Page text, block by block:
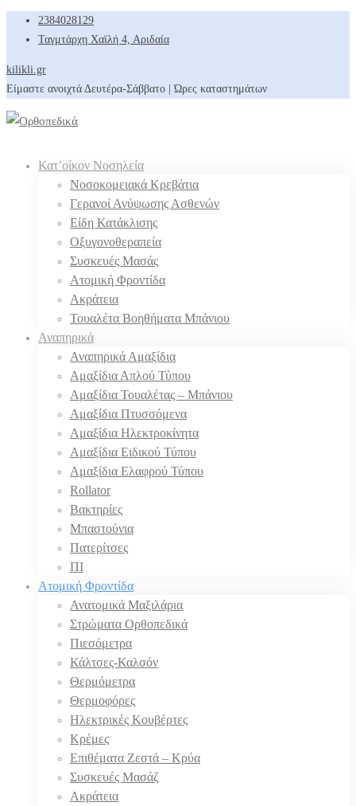
2384028129
Ταγμτάρχη Χαϊλή 4, Αριδαία
kilikli.gr
Είμαστε ανοιχτά Δευτέρα-Σάββατο | Ώρες καταστημάτων
Κατ’οίκον Νοσηλεία
Νοσοκομειακά Κρεβάτια
Γερανοί Ανύψωσης Ασθενών
Είδη Κατάκλισης
Οξυγονοθεραπεία
Συσκευές Μασάς
Ατομική Φροντίδα
Ακράτεια
Τουαλέτα Βοηθήματα Μπάνιου
Αναπηρικά
Αναπηρικά Αμαξίδια
Αμαξίδια Απλού Τύπου
Αμαξίδια Τουαλέτας – Μπάνιου
Αμαξίδια Πτυσσόμενα
Αμαξίδια Ηλεκτροκίνητα
Αμαξίδια Ειδικού Τύπου
Αμαξίδια Ελαφρού Τύπου
Rollator
Βακτηρίες
Μπαστούνια
Πατερίτσες
ΠΙ
Ατομική Φροντίδα
Ανατομικά Μαξιλάρια
Στρώματα Ορθοπεδικά
Πιεσόμετρα
Κάλτσες-Καλσόν
Θερμόμετρα
Θερμοφόρες
Ηλεκτρικές Κουβέρτες
Κρέμες
Επιθέματα Ζεστά – Κρύα
Συσκευές Μασάζ
Ακράτεια